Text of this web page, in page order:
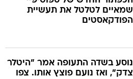
שמאיים לטלטל את תעשיית
הפודקאסטים
נוסע בשדה התעופה אמר "היטלר
צדק", ואז נועם פוצץ אותו. צפו